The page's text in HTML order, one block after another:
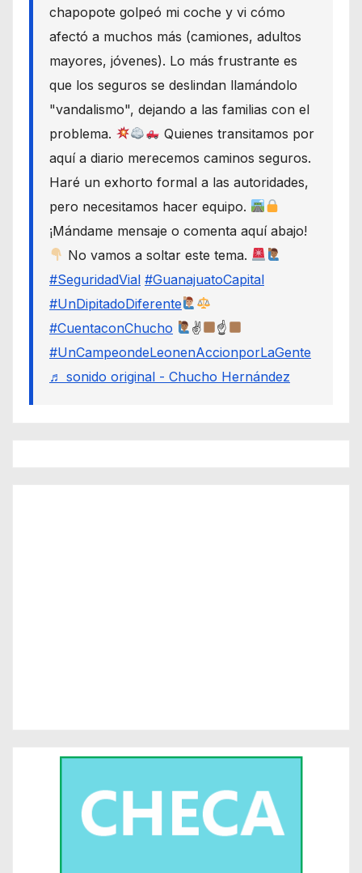
chapopote golpeó mi coche y vi cómo
afectó a muchos más (camiones, adultos
mayores, jóvenes). Lo más frustrante es
que los seguros se deslindan llamándolo
"vandalismo", dejando a las familias con el
problema.
Quienes transitamos por
aquí a diario merecemos caminos seguros.
Haré un exhorto formal a las autoridades,
pero necesitamos hacer equipo.
¡Mándame mensaje o comenta aquí abajo!
No vamos a soltar este tema.
#SeguridadVial #GuanajuatoCapital
#UnDipitadoDiferente
#CuentaconChucho
✌
☝
#UnCampeondeLeonenAccionporLaGente
♬ sonido original - Chucho Hernández